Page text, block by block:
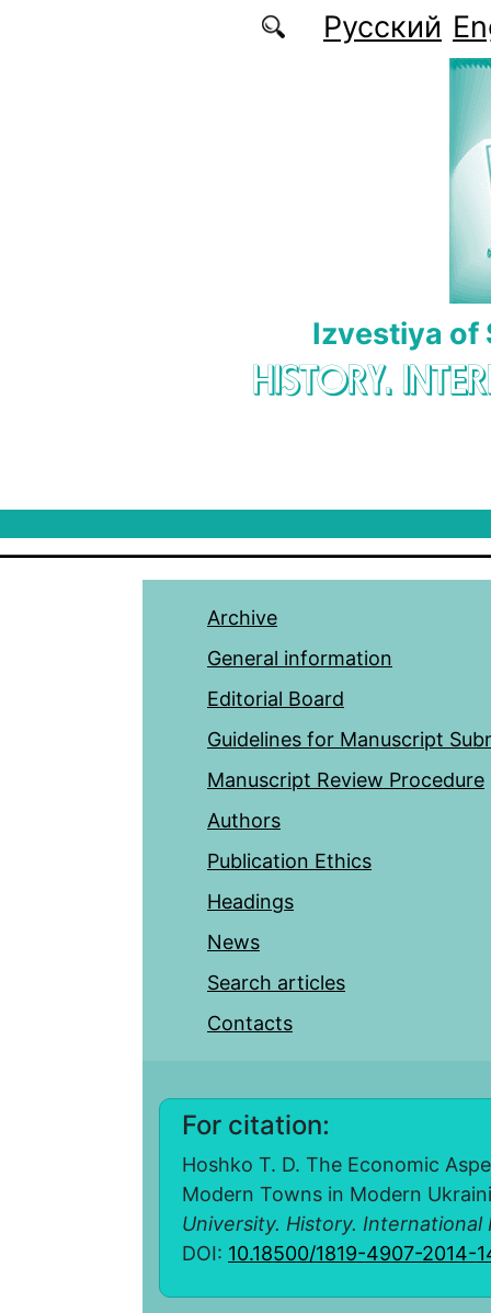
Русский
Izvestiya of
HISTORY.
Archive
General information
Editorial Board
Guidelines for Manuscript
Manuscript Review Procedure
Authors
Publication Ethics
Headings
News
Search articles
Contacts
For citation:
Hoshko T. D. The Economic
Modern Towns in Modern
University. History. International
DOI: 10.18500/1819-4907-2014-